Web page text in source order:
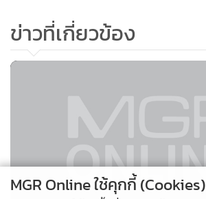
ข่าวที่เกี่ยวข้อง
MGR Online ใช้คุกกี้ (Cookies)